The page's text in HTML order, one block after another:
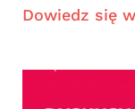
Dowiedz się